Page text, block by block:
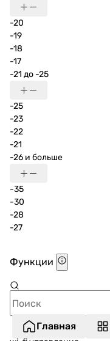
-20
-19
-18
-17
-21 до -25
-25
-23
-22
-21
-26 и больше
-35
-30
-28
-27
Функции
Главная